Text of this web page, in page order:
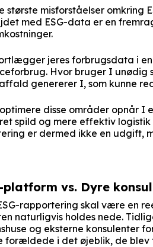
største misforståelser omkring
med ESG-data er en
jeres forbrugsdata i
Hvor bruger I unødig
genererer I, som kunne
disse områder opnår I
spild og mere effektiv logistik
er dermed ikke en udgift,
platform vs. Dyre
rapportering skal være en
naturligvis holdes nede.
og eksterne konsulenter
forældede i det øjeblik, de